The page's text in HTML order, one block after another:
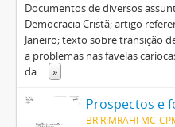
Documentos de diversos
Democracia Cristã; artigo
Janeiro; texto sobre transição
a problemas nas favelas
da ... »
BR RJMRAHI MC-